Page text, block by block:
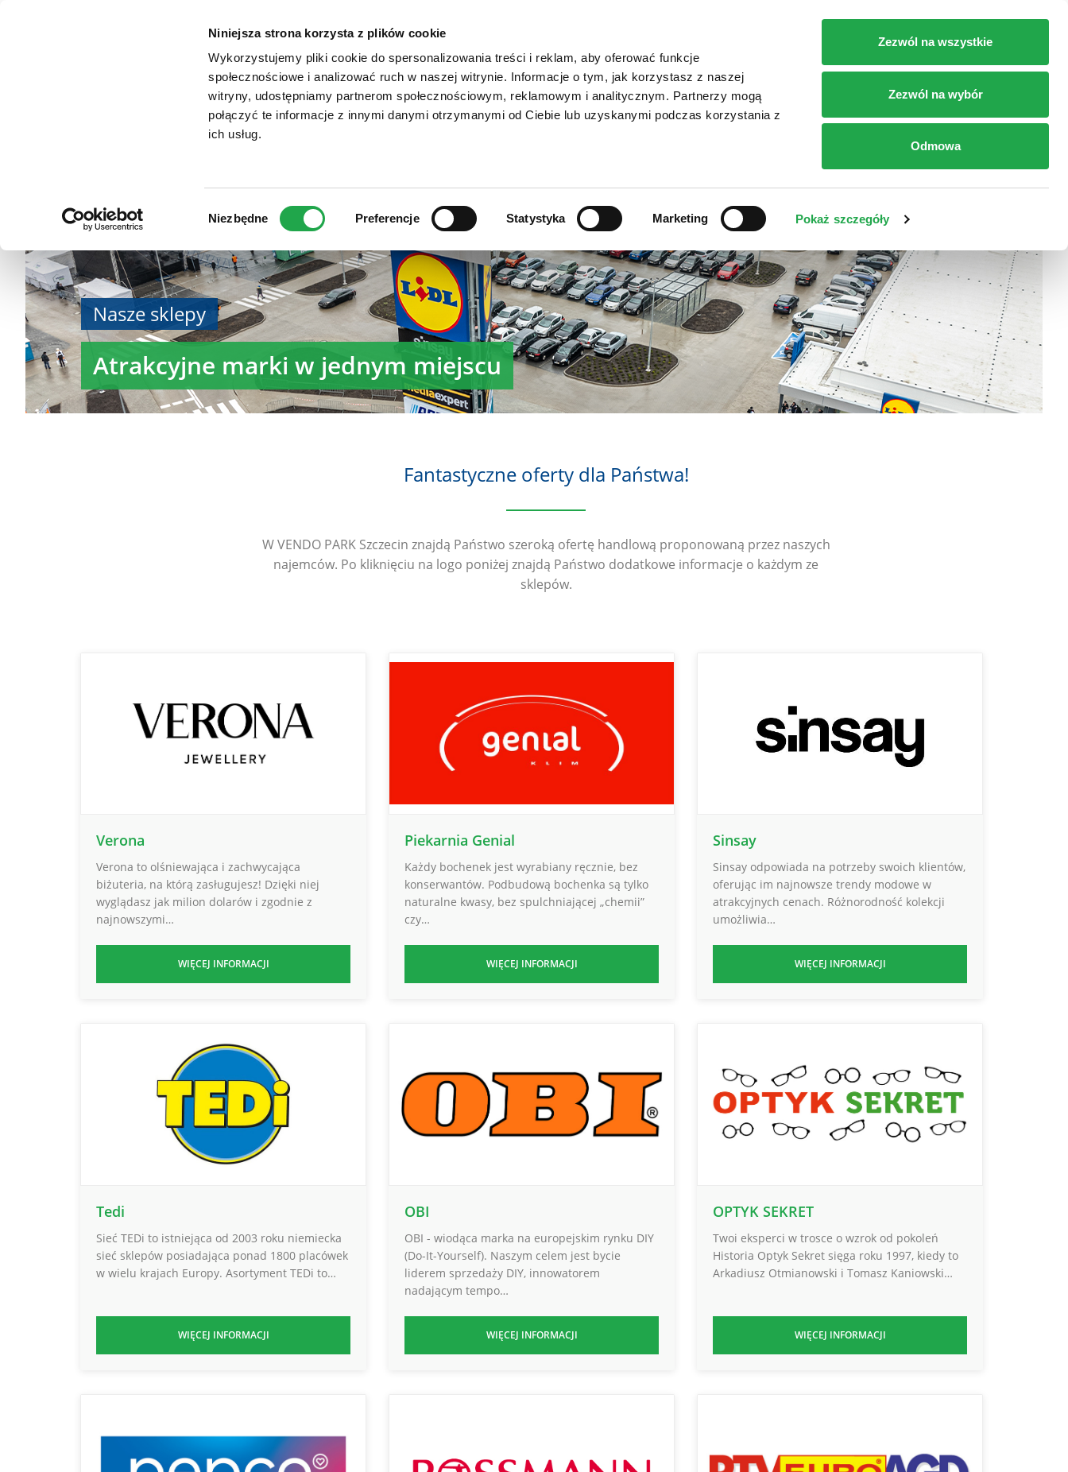
Niniejsza strona korzysta z plików cookie
Wykorzystujemy pliki cookie do spersonalizowania treści i reklam, aby oferować funkcje
społecznościowe i analizować ruch w naszej witrynie. Informacje o tym, jak korzystasz z naszej
witryny, udostępniamy partnerom społecznościowym, reklamowym i analitycznym. Partnerzy mogą
połączyć te informacje z innymi danymi otrzymanymi od Ciebie lub uzyskanymi podczas korzystania z
ich usług.
Niezbędne Preferencje Statystyka Marketing Pokaż szczegóły
Zezwól na wszystkie
Zezwól na wybór
Odmowa
VENDO PARK SZCZECIN
Nasze sklepy
Atrakcyjne marki w jednym miejscu
Fantastyczne oferty dla Państwa!
W VENDO PARK Szczecin znajdą Państwo szeroką ofertę handlową proponowaną przez naszych
najemców. Po kliknięciu na logo poniżej znajdą Państwo dodatkowe informacje o każdym ze
sklepów.
Verona
Verona to olśniewająca i zachwycająca
biżuteria, na którą zasługujesz! Dzięki niej
wyglądasz jak milion dolarów i zgodnie z
najnowszymi…
WIĘCEJ INFORMACJI
Piekarnia Genial
Każdy bochenek jest wyrabiany ręcznie, bez
konserwantów. Podbudową bochenka są tylko
naturalne kwasy, bez spulchniającej „chemii”
czy…
WIĘCEJ INFORMACJI
Sinsay
Sinsay odpowiada na potrzeby swoich klientów,
oferując im najnowsze trendy modowe w
atrakcyjnych cenach. Różnorodność kolekcji
umożliwia…
WIĘCEJ INFORMACJI
Tedi
Sieć TEDi to istniejąca od 2003 roku niemiecka
sieć sklepów posiadająca ponad 1800 placówek
w wielu krajach Europy. Asortyment TEDi to…
WIĘCEJ INFORMACJI
OBI
OBI - wiodąca marka na europejskim rynku DIY
(Do-It-Yourself). Naszym celem jest bycie
liderem sprzedaży DIY, innowatorem
nadającym tempo…
WIĘCEJ INFORMACJI
OPTYK SEKRET
Twoi eksperci w trosce o wzrok od pokoleń
Historia Optyk Sekret sięga roku 1997, kiedy to
Arkadiusz Otmianowski i Tomasz Kaniowski…
WIĘCEJ INFORMACJI